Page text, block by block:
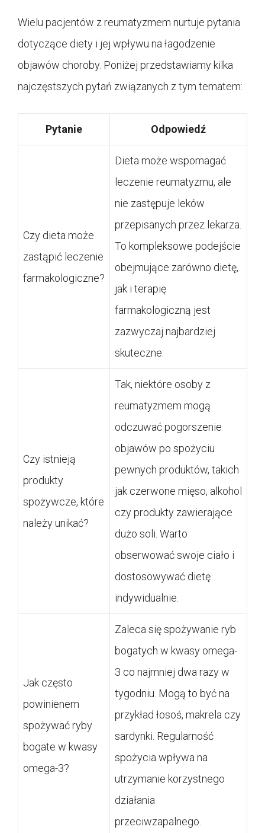
Wielu pacjentów z reumatyzmem nurtuje pytania
dotyczące diety i jej wpływu na łagodzenie
objawów choroby. Poniżej przedstawiamy kilka
najczęstszych pytań związanych z tym tematem:
Pytanie Odpowiedź
Czy dieta może
zastąpić leczenie
farmakologiczne?
Dieta może wspomagać
leczenie reumatyzmu, ale
nie zastępuje leków
przepisanych przez lekarza.
To kompleksowe podejście
obejmujące zarówno dietę,
jak i terapię
farmakologiczną jest
zazwyczaj najbardziej
skuteczne.
Czy istnieją
produkty
spożywcze, które
należy unikać?
Tak, niektóre osoby z
reumatyzmem mogą
odczuwać pogorszenie
objawów po spożyciu
pewnych produktów, takich
jak czerwone mięso, alkohol
czy produkty zawierające
dużo soli. Warto
obserwować swoje ciało i
dostosowywać dietę
indywidualnie.
Jak często
powinienem
spożywać ryby
bogate w kwasy
omega-3?
Zaleca się spożywanie ryb
bogatych w kwasy omega-
3 co najmniej dwa razy w
tygodniu. Mogą to być na
przykład łosoś, makrela czy
sardynki. Regularność
spożycia wpływa na
utrzymanie korzystnego
działania
przeciwzapalnego.